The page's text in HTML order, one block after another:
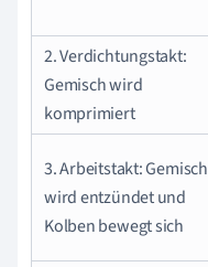
2. Verdichtungstakt:
Gemisch wird
komprimiert
3. Arbeitstakt: Gemisch
wird entzündet und
Kolben bewegt sich